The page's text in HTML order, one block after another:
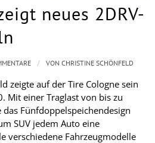
neues 2DRV-
zeigte auf der Tire Cologne sein
Mit einer Traglast von bis zu
Fünfdoppelspeichendesign
SUV jedem Auto eine
verschiedene Fahrzeugmodelle
/ VONCHRISTINE SCHÖNFELD